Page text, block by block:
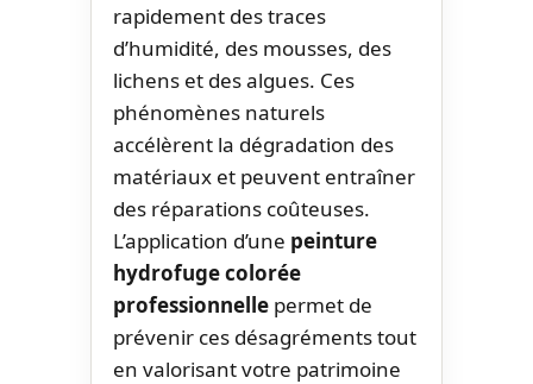
rapidement des traces
d’humidité, des mousses, des
lichens et des algues. Ces
phénomènes naturels
accélèrent la dégradation des
matériaux et peuvent entraîner
des réparations coûteuses.
L’application d’une peinture
hydrofuge colorée
professionnelle permet de
prévenir ces désagréments tout
en valorisant votre patrimoine